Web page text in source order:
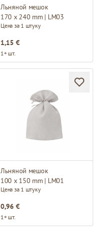
Льняной мешок
170 x 240 mm | LM03
Цена за 1 штуку
1,15 €
1+ шт.
Льняной мешок
100 x 150 mm | LM01
Цена за 1 штуку
0,96 €
1+ шт.